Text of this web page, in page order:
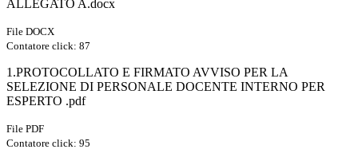
ALLEGATO A.docx
File DOCX
Contatore click: 87
1.PROTOCOLLATO E FIRMATO AVVISO PER LA
SELEZIONE DI PERSONALE DOCENTE INTERNO PER
ESPERTO .pdf
File PDF
Contatore click: 95